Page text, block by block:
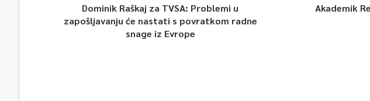
Dominik Raškaj za TVSA: Problemi u
zapošljavanju će nastati s povratkom radne
snage iz Evrope
Akademik